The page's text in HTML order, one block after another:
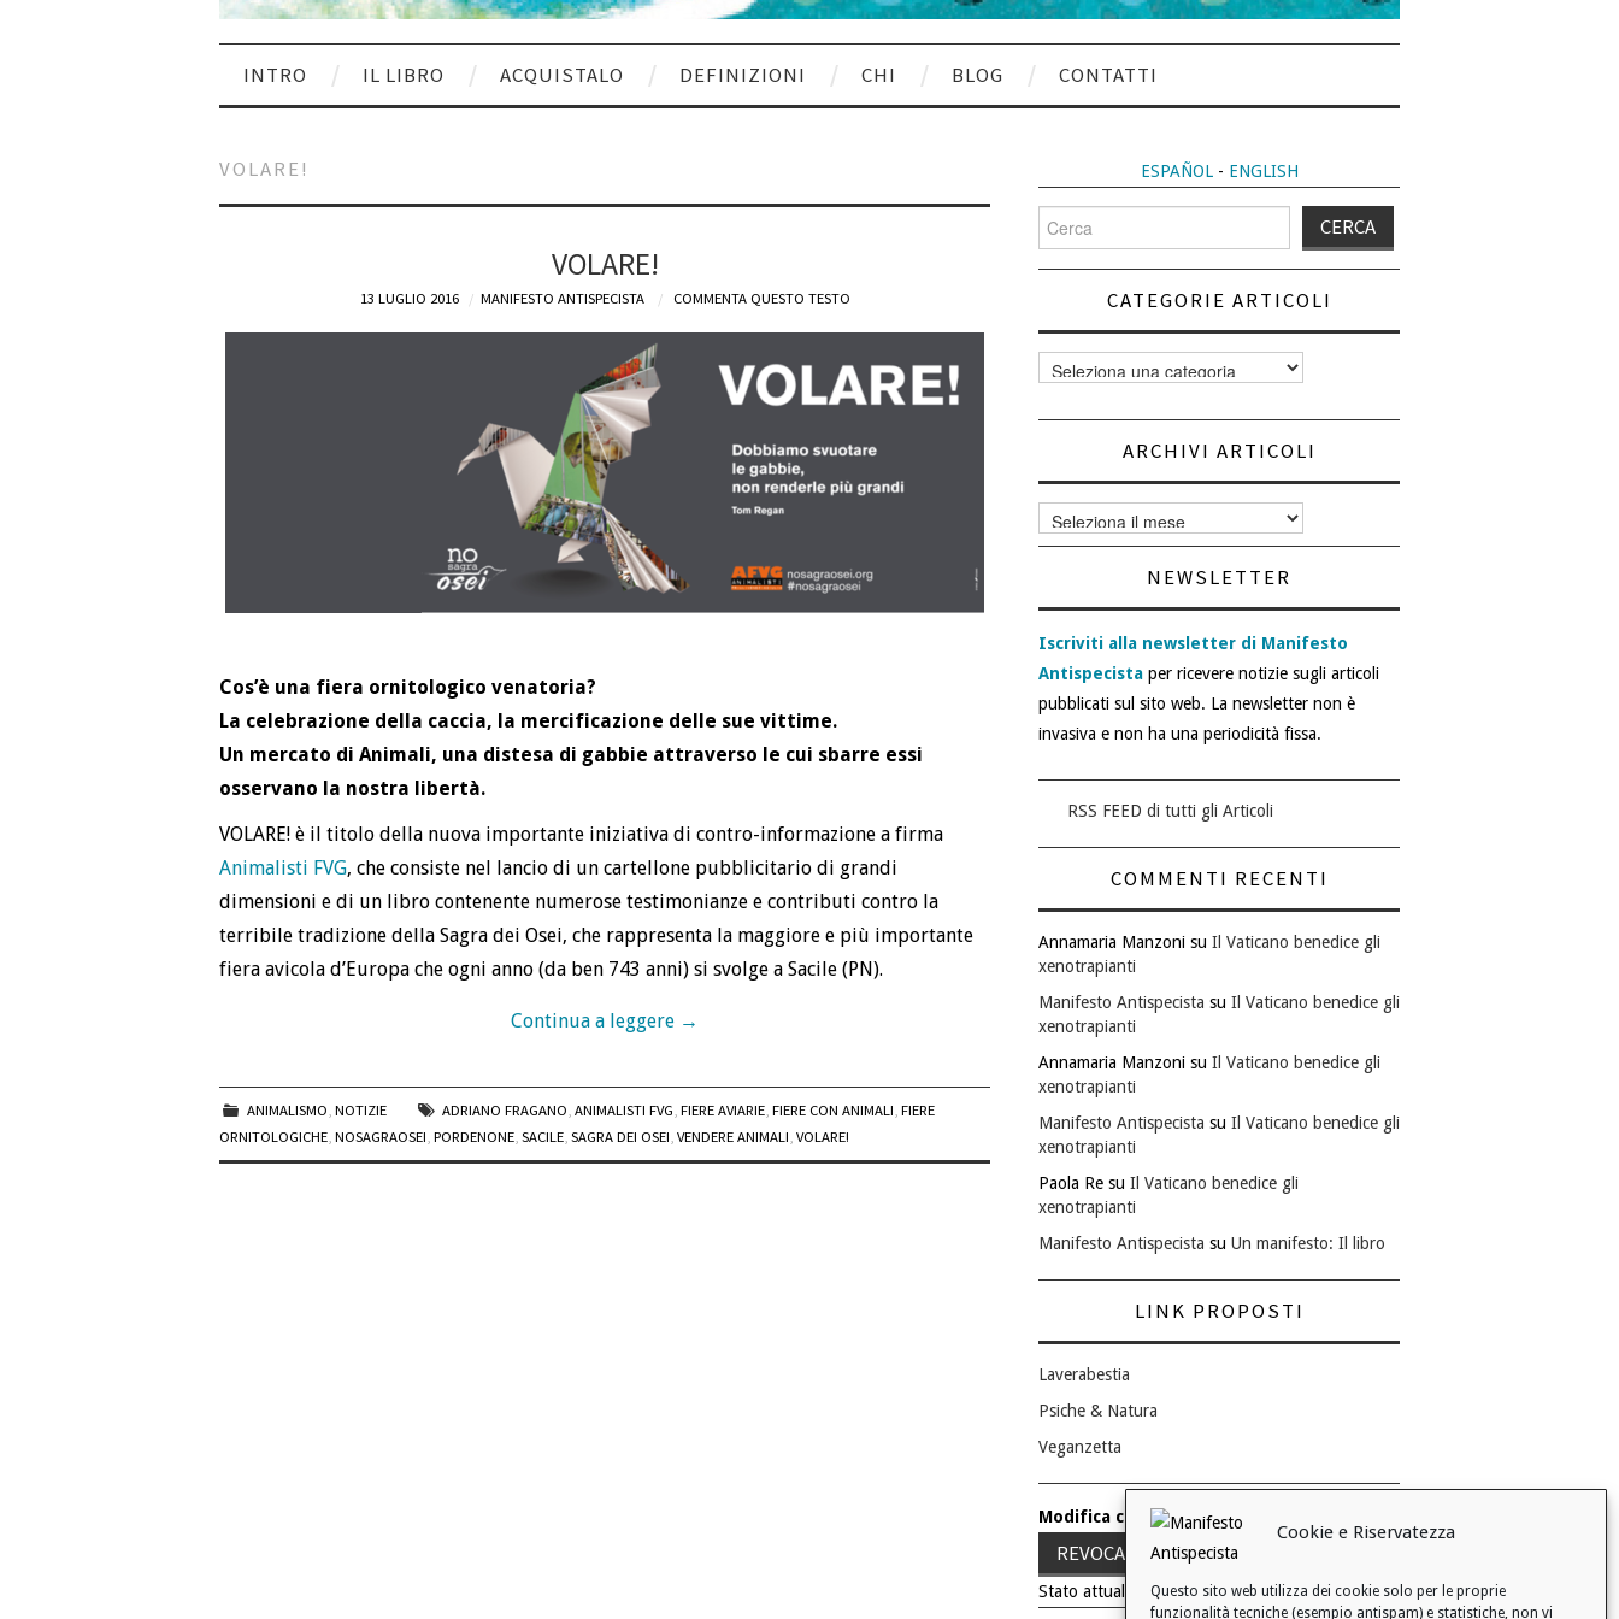
Cookie e Riservatezza
Questo sito web utilizza dei cookie solo per le proprie
funzionalità tecniche (esempio antispam) e statistiche, non vi
INTRO IL LIBRO ACQUISTALO DEFINIZIONI CHI BLOG CONTATTI
VOLARE!
VOLARE!
13 LUGLIO 2016 MANIFESTO ANTISPECISTA COMMENTA QUESTO TESTO
Cos’è una fiera ornitologico venatoria?
La celebrazione della caccia, la mercificazione delle sue vittime.
Un mercato di Animali, una distesa di gabbie attraverso le cui sbarre essi
osservano la nostra libertà.
VOLARE! è il titolo della nuova importante iniziativa di contro-informazione a firma
Animalisti FVG, che consiste nel lancio di un cartellone pubblicitario di grandi
dimensioni e di un libro contenente numerose testimonianze e contributi contro la
terribile tradizione della Sagra dei Osei, che rappresenta la maggiore e più importante
fiera avicola d’Europa che ogni anno (da ben 743 anni) si svolge a Sacile (PN).
Continua a leggere →
ANIMALISMO,NOTIZIE ADRIANO FRAGANO,ANIMALISTI FVG,FIERE AVIARIE,FIERE CON ANIMALI,FIERE
ORNITOLOGICHE, NOSAGRAOSEI, PORDENONE, SACILE, SAGRA DEI OSEI, VENDERE ANIMALI, VOLARE!
ESPAÑOL- ENGLISH
per:
CATEGORIE ARTICOLI
Categorie
articoli
ARCHIVI ARTICOLI
Archivi
articoli
NEWSLETTER
Iscriviti alla newsletter di Manifesto
Antispecista per ricevere notizie sugli articoli
pubblicati sul sito web. La newsletter non è
invasiva e non ha una periodicità fissa.
RSS FEED di tutti gli Articoli
COMMENTI RECENTI
Annamaria Manzoni su Il Vaticano benedice gli
xenotrapianti
Manifesto Antispecista su Il Vaticano benedice gli
xenotrapianti
Annamaria Manzoni su Il Vaticano benedice gli
xenotrapianti
Manifesto Antispecista su Il Vaticano benedice gli
xenotrapianti
Paola Re su Il Vaticano benedice gli
xenotrapianti
Manifesto Antispecista su Un manifesto: Il libro
LINK PROPOSTI
Laverabestia
Psiche & Natura
Veganzetta
Modifica consenso ai cookie
REVOCA IL TUO CONSENSO
Stato attuale: Negato